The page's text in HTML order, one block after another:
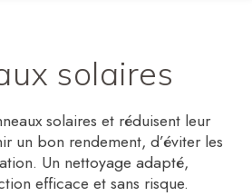
solaires
solaires et réduisent leur
un bon rendement, d’éviter les
Un nettoyage adapté,
efficace et sans risque.